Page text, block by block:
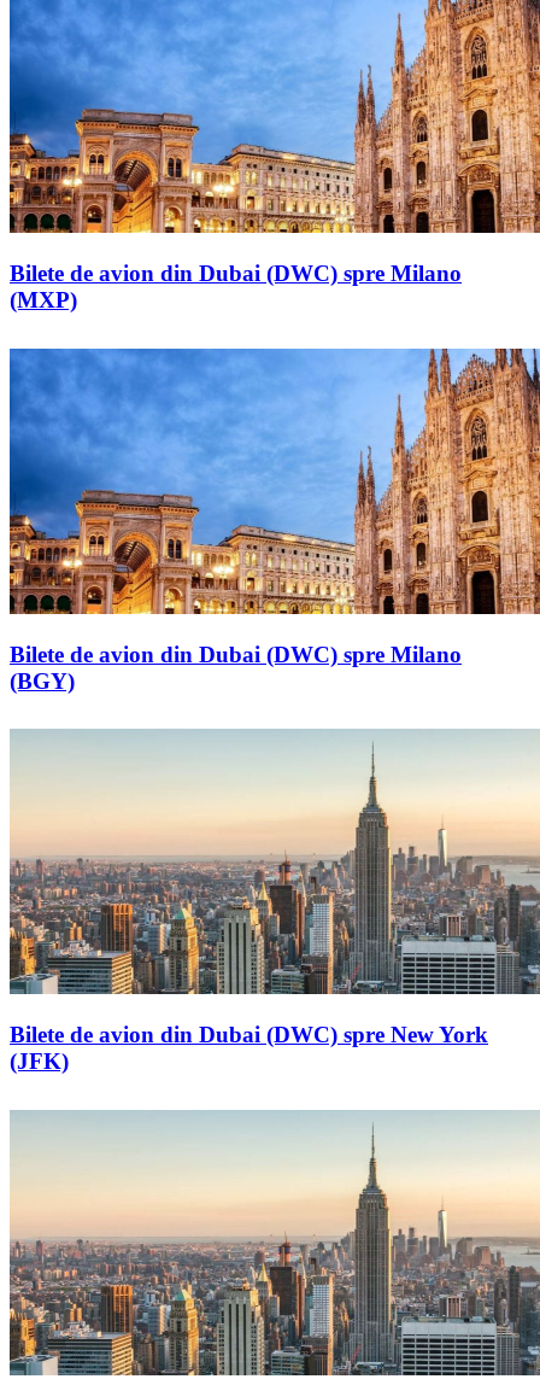
Bilete de avion din Dubai (DWC) spre Milano
(MXP)
Bilete de avion din Dubai (DWC) spre Milano
(BGY)
Bilete de avion din Dubai (DWC) spre New York
(JFK)